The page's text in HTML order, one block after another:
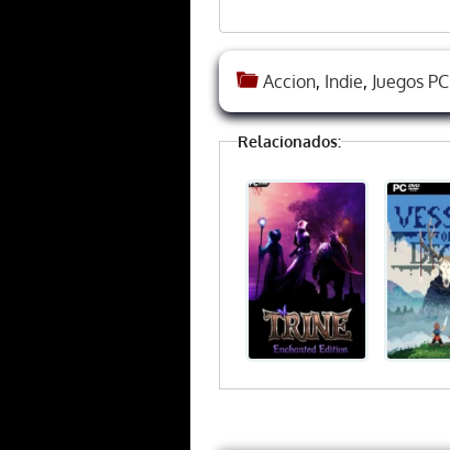
Accion, Indie, Juegos PC
Relacionados: